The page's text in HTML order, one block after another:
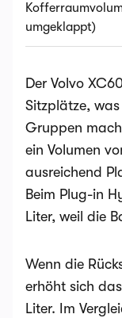
umgeklappt)
Der Volvo
Sitzplätze,
Gruppen
ein Volumen
ausreichend
Beim Plug-in
Liter, weil die
Wenn die
erhöht sich
Liter. Im